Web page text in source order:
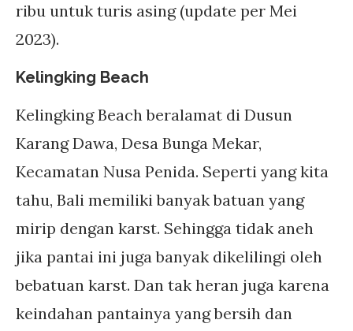
ribu untuk turis asing (update per Mei
2023).
Kelingking Beach
Kelingking Beach beralamat di Dusun
Karang Dawa, Desa Bunga Mekar,
Kecamatan Nusa Penida. Seperti yang kita
tahu, Bali memiliki banyak batuan yang
mirip dengan karst. Sehingga tidak aneh
jika pantai ini juga banyak dikelilingi oleh
bebatuan karst. Dan tak heran juga karena
keindahan pantainya yang bersih dan